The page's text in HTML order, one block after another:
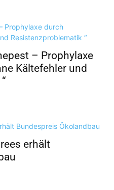
– Prophylaxe
Kältefehler und
erhält